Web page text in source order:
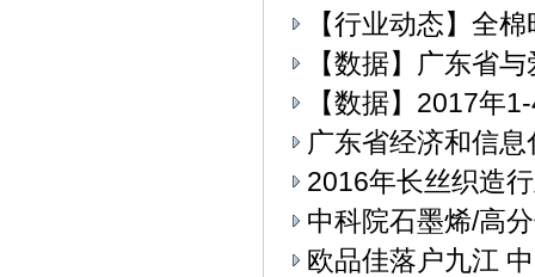
【行业动态】全
【数据】广东省
【数据】2017年
广东省经济和信
2016年长丝织造
中科院石墨烯/高
欧品佳落户九江